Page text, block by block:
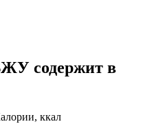
содержит в
ккал